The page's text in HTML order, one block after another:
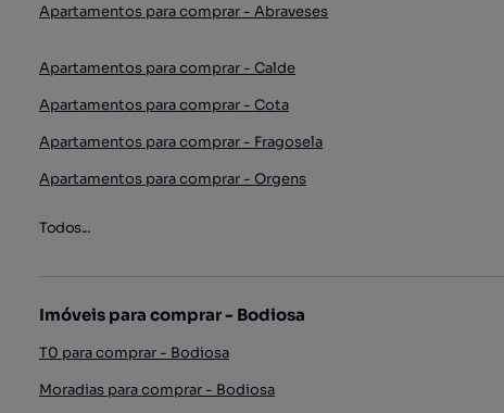
Apartamentos para comprar - Abraveses
Apartamentos para comprar - Calde
Apartamentos para comprar - Cota
Apartamentos para comprar - Fragosela
Apartamentos para comprar - Orgens
Todos...
Imóveis para comprar - Bodiosa
T0 para comprar - Bodiosa
Moradias para comprar - Bodiosa